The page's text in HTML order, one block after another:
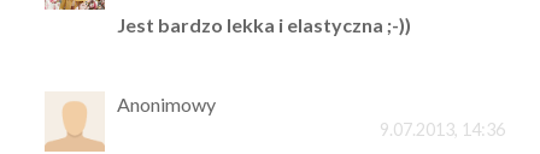
Jest bardzo lekka i elastyczna ;-))
Anonimowy
9.07.2013, 14:36